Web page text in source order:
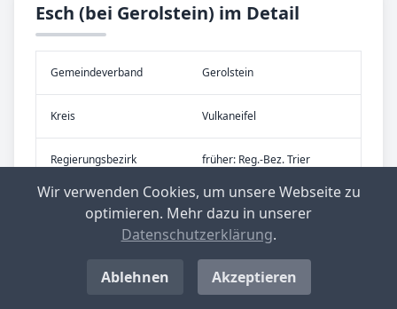
Esch (bei Gerolstein) im Detail
Gemeinde­verband Gerolstein
Kreis Vulkaneifel
Re­gier­ungs­bezirk früher: Reg.-Bez. Trier
Wir verwenden Cookies, um unsere Webseite zu
optimieren. Mehr dazu in unserer
Datenschutzerklärung.
Ablehnen Akzeptieren